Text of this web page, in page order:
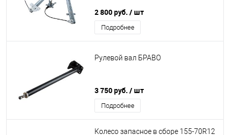
2 800 руб. / шт
Подробнее
Рулевой вал БРАВО
3 750 руб. / шт
Подробнее
Колесо запасное в сборе 155-70R12